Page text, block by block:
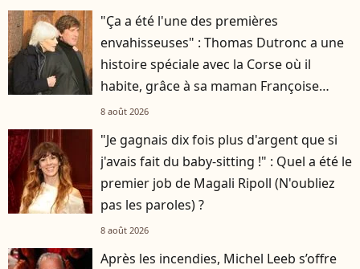
"Ça a été l'une des premières
envahisseuses" : Thomas Dutronc a une
histoire spéciale avec la Corse où il
habite, grâce à sa maman Françoise
Hardy
8 août 2026
"Je gagnais dix fois plus d'argent que si
j'avais fait du baby-sitting !" : Quel a été le
premier job de Magali Ripoll (N'oubliez
pas les paroles) ?
8 août 2026
Après les incendies, Michel Leeb s’offre